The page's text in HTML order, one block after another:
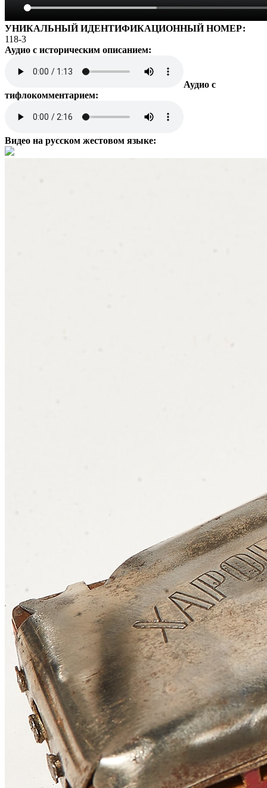
УНИКАЛЬНЫЙ ИДЕНТИФИКАЦИОННЫЙ НОМЕР:
118-3
Аудио с историческим описанием:
Аудио с
тифлокомментарием:
Видео на русском жестовом языке: